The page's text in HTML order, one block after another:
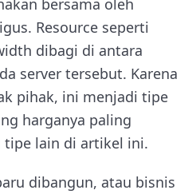
bersama oleh
Resource seperti
dibagi di antara
server tersebut. Karena
pihak, ini menjadi tipe
harganya paling
lain di artikel ini.
dibangun, atau bisnis